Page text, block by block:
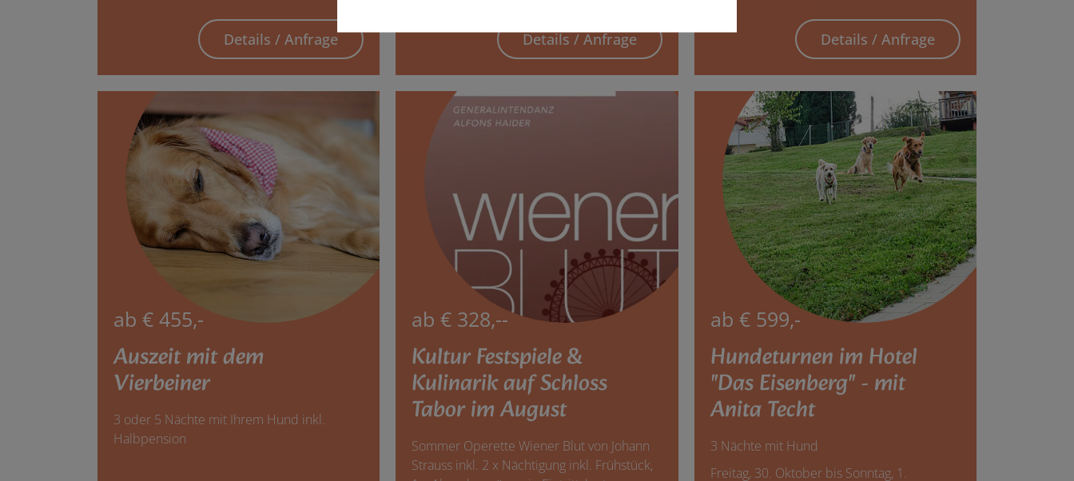
Details / Anfrage Details / Anfrage Details / Anfrage
ab € 455,-
Auszeit mit dem
Vierbeiner
3 oder 5 Nächte mit Ihrem Hund inkl.
Halbpension
ab € 328,--
Kultur Festspiele &
Kulinarik auf Schloss
Tabor im August
Sommer Operette Wiener Blut von Johann
Strauss inkl. 2 x Nächtigung inkl. Frühstück,
ab € 599,-
Hundeturnen im Hotel
"Das Eisenberg" - mit
Anita Techt
3 Nächte mit Hund
Freitag, 30. Oktober bis Sonntag, 1.